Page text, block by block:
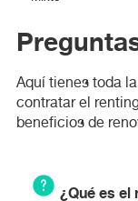
Aquí tienes toda
contratar el
beneficios de
¿Qué es el